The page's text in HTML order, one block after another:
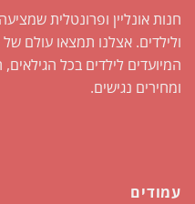
חנות אונליין ופרונטלית
ולילדים. אצלנו תמצאו עולם של
המיועדים לילדים בכל
ומחירים נגישים.
עמודים